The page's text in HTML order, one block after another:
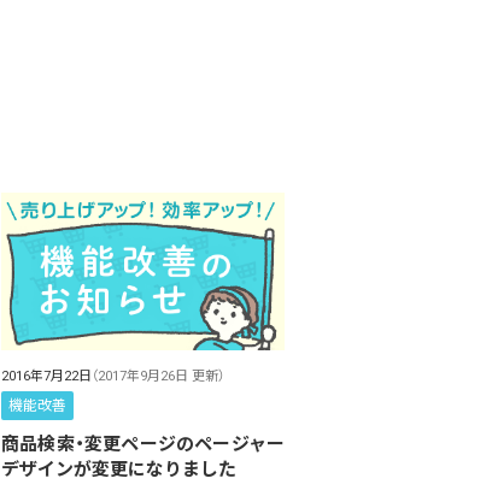
2016年7月22日 （2017年9月26日 更新）
機能改善
商品検索・変更ページのページャー
デザインが変更になりました